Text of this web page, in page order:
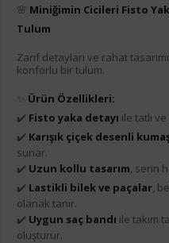
🌸 Miniğimin Cicileri Fisto
Tulum
Zarif detayları ve rahat
konforlu bir tulum.
Ürün Özellikleri:
✔️ Fisto yaka detayı ile tatlı
✔️ Karışık çiçek desenli
sunar.
✔️ Uzun kollu tasarım , serin
✔️ Lastikli bilek ve paçalar ,
olanak tanır.
✔️ Uygun saç bandı ile takım
oluşturur.